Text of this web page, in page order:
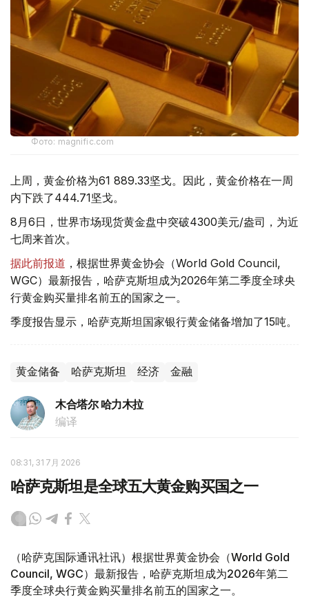
Фото: magnific.com
上周，黄金价格为61 889.33坚戈。因此，黄金价格在一周
内下跌了444.71坚戈。
8月6日，世界市场现货黄金盘中突破4300美元/盎司，为近
七周来首次。
据此前报道 ，根据世界黄金协会（World Gold Council,
WGC）最新报告，哈萨克斯坦成为2026年第二季度全球央
行黄金购买量排名前五的国家之一。
季度报告显示，哈萨克斯坦国家银行黄金储备增加了15吨。
黄金储备 哈萨克斯坦 经济 金融
木合塔尔 哈力木拉
编译
08:31, 31 7月 2026
哈萨克斯坦是全球五大黄金购买国之一
（哈萨克国际通讯社讯）根据世界黄金协会（World Gold
Council, WGC）最新报告，哈萨克斯坦成为2026年第二
季度全球央行黄金购买量排名前五的国家之一。